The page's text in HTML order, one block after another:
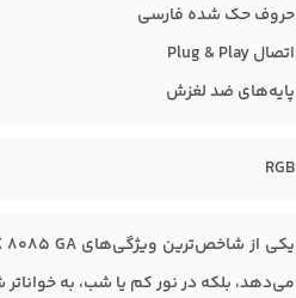
حروف حک شده فارسی
اتصال Plug & Play
پایه‌های ضد لغزش
RGB
می‌دهد، بلکه در نور کم یا شب، به